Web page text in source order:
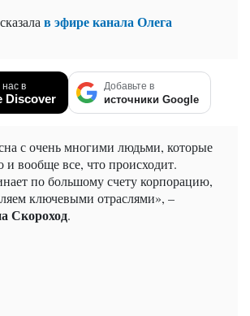
в эфире канала Олега
в
Discover
Добавьте в
источники Google
с очень многими людьми, которые
вообще все, что происходит.
по большому счету корпорацию,
ключевыми отраслями», –
Скороход.